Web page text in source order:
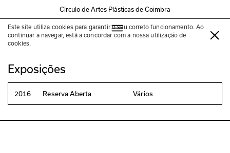
Círculo de Artes Plásticas de Coimbra
Este site utiliza cookies para garantir o seu correto funcionamento. Ao
continuar a navegar, está a concordar com a nossa utilização de
cookies.
Artistas da Coleção do Círculo
Exposições
2016 Reserva Aberta Vários